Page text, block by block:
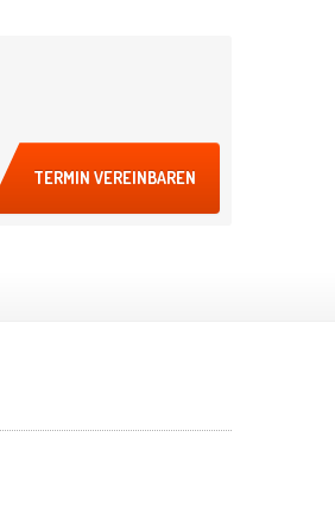
TERMIN VEREINBAREN